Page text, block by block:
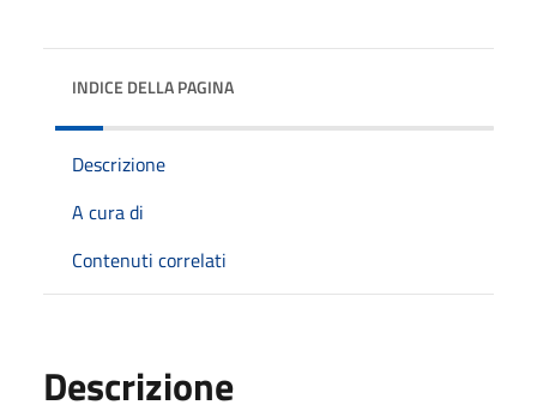
INDICE DELLA PAGINA
Descrizione
A cura di
Contenuti correlati
Descrizione